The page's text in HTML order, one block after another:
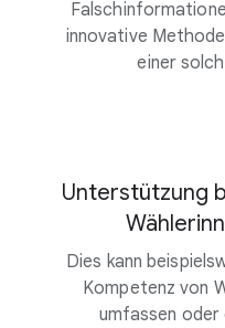
innovative
einer
Unterstützung
Dies kann
Kompetenz von
umfassen oder